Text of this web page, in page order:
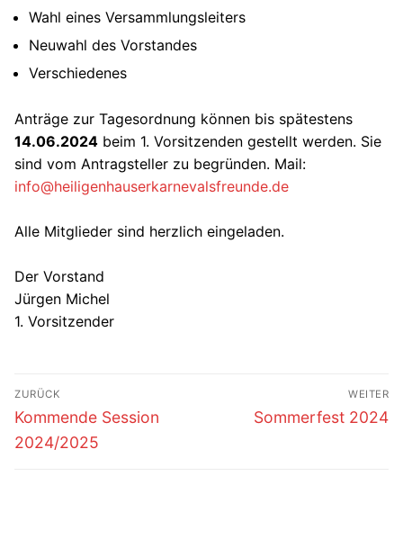
Wahl eines Versammlungsleiters
Neuwahl des Vorstandes
Verschiedenes
Anträge zur Tagesordnung können bis spätestens
14.06.2024 beim 1. Vorsitzenden gestellt werden. Sie
sind vom Antragsteller zu begründen. Mail:
info@heiligenhauserkarnevalsfreunde.de
Alle Mitglieder sind herzlich eingeladen.
Der Vorstand
Jürgen Michel
1. Vorsitzender
Beitragsnavigation
ZURÜCK
Vorheriger
Beitrag:
Kommende Session
2024/2025
WEITER
Nächster
Sommerfest 2024